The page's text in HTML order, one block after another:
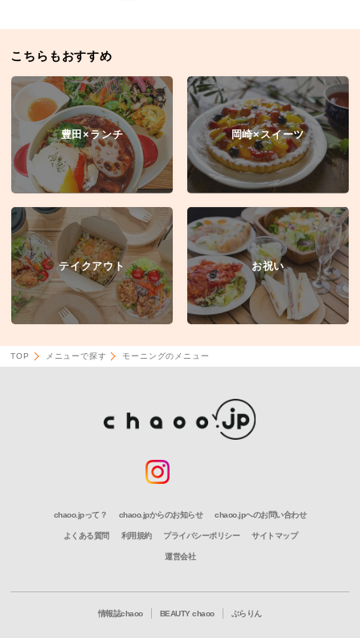
こちらもおすすめ
豊田×ランチ 岡崎×スイーツ
テイクアウト お祝い
TOP メニューで探す モーニングのメニュー
chaoo.jpって？ chaoo.jpからのお知らせ chaoo.jpへのお問い合わせ
よくある質問 利用規約 プライバシーポリシー サイトマップ
運営会社
情報誌chaoo BEAUTY chaoo ぶらりん